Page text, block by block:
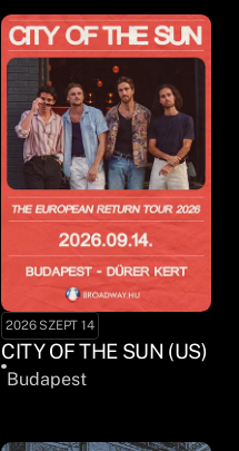
2026 SZEPT 14
CITY OF THE SUN (US)
Budapest